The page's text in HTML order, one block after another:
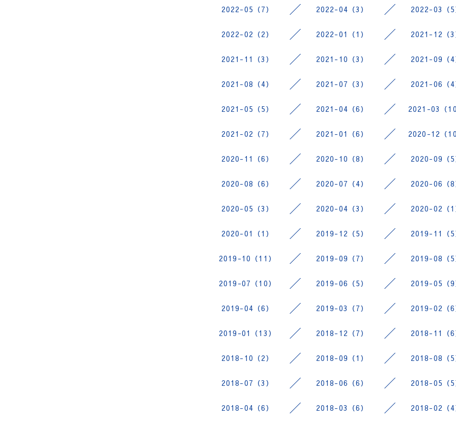
2022-05（7） 2022-04（3） 2022-03（5
2022-02（2） 2022-01（1） 2021-12（3
2021-11（3） 2021-10（3） 2021-09（4
2021-08（4） 2021-07（3） 2021-06（4
2021-05（5） 2021-04（6） 2021-03（10
2021-02（7） 2021-01（6） 2020-12（10
2020-11（6） 2020-10（8） 2020-09（5
2020-08（6） 2020-07（4） 2020-06（8
2020-05（3） 2020-04（3） 2020-02（1
2020-01（1） 2019-12（5） 2019-11（5
2019-10（11） 2019-09（7） 2019-08（5
2019-07（10） 2019-06（5） 2019-05（9
2019-04（6） 2019-03（7） 2019-02（6
2019-01（13） 2018-12（7） 2018-11（6
2018-10（2） 2018-09（1） 2018-08（5
2018-07（3） 2018-06（6） 2018-05（5
2018-04（6） 2018-03（6） 2018-02（4